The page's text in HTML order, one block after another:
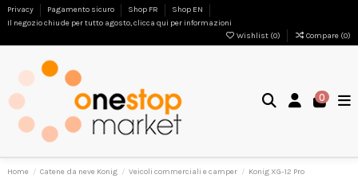
Privacy Pagamento sicuro Shop FR
Shop EN
Il negozio chiude per tutto agosto, clicca qui per informazioni
Wishlist (0) Compare (0)
0
Home Catene da neve Konig Veicoli commerciali e camper Konig XG-12 Pro